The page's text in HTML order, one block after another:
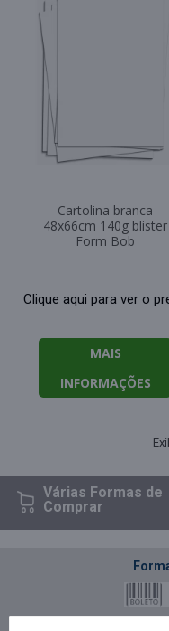
Cartolina branca
48x66cm 140g blister
Form Bob
Clique aqui para ver o
MAIS
INFORMAÇÕES
Várias Formasde
Comprar